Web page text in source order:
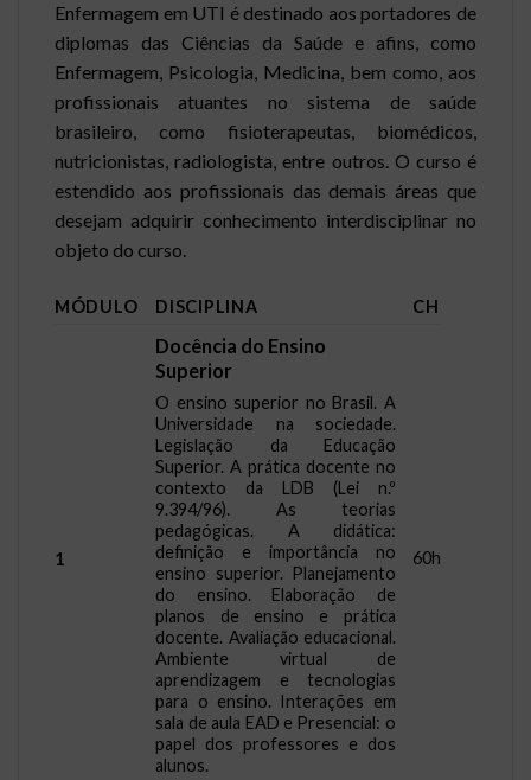
Enfermagem em UTI é destinado aos portadores de
diplomas das Ciências da Saúde e afins, como
Enfermagem, Psicologia, Medicina, bem como, aos
profissionais atuantes no sistema de saúde
brasileiro, como fisioterapeutas, biomédicos,
nutricionistas, radiologista, entre outros. O curso é
estendido aos profissionais das demais áreas que
desejam adquirir conhecimento interdisciplinar no
objeto do curso.
MÓDULO DISCIPLINA CH
1
Docência do Ensino
Superior
O ensino superior no Brasil. A
Universidade na sociedade.
Legislação da Educação
Superior. A prática docente no
contexto da LDB (Lei n.º
9.394/96). As teorias
pedagógicas. A didática:
definição e importância no
ensino superior. Planejamento
do ensino. Elaboração de
planos de ensino e prática
docente. Avaliação educacional.
Ambiente virtual de
aprendizagem e tecnologias
para o ensino. Interações em
sala de aula EAD e Presencial: o
papel dos professores e dos
alunos.
60h